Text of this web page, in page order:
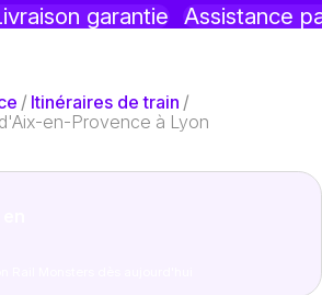
garantie Assistance
/ Itinéraires de train /
en-Provence à Lyon